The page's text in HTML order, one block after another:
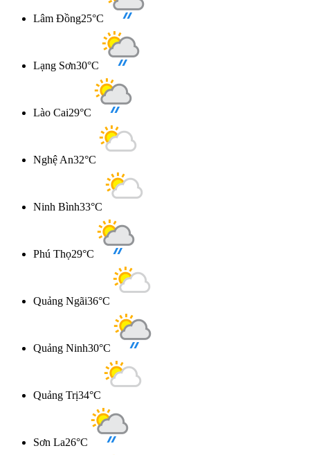
Lâm Đồng25°C
Lạng Sơn30°C
Lào Cai29°C
Nghệ An32°C
Ninh Bình33°C
Phú Thọ29°C
Quảng Ngãi36°C
Quảng Ninh30°C
Quảng Trị34°C
Sơn La26°C